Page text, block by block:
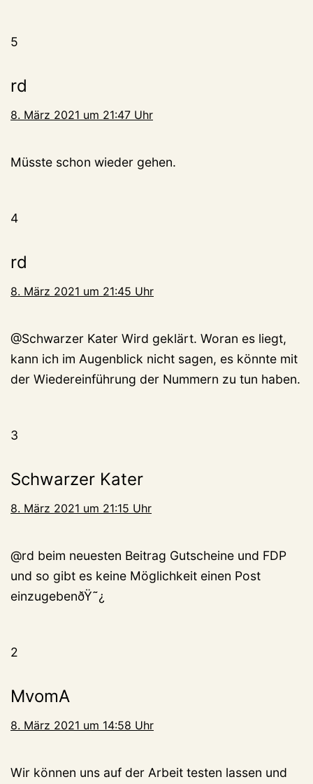
5
rd
8. März 2021 um 21:47 Uhr
Müsste schon wieder gehen.
4
rd
8. März 2021 um 21:45 Uhr
@Schwarzer Kater Wird geklärt. Woran es liegt,
kann ich im Augenblick nicht sagen, es könnte mit
der Wiedereinführung der Nummern zu tun haben.
3
Schwarzer Kater
8. März 2021 um 21:15 Uhr
@rd beim neuesten Beitrag Gutscheine und FDP
und so gibt es keine Möglichkeit einen Post
einzugebenðŸ˜¿
2
MvomA
8. März 2021 um 14:58 Uhr
Wir können uns auf der Arbeit testen lassen und